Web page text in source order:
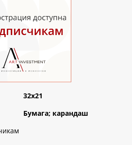
32х21
Бумага; карандаш